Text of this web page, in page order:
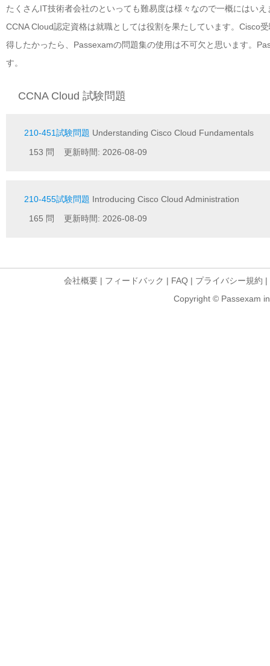
たくさんIT技術者会社のといっても難易度は様々なので一概にはい
CCNA Cloud認定資格は就職としては役割を果たしています。Cisco
得したかったら、Passexamの問題集の使用は不可欠と思います。
す。
CCNA Cloud 試験問題
210-451試験問題 Understanding Cisco Cloud Fundamentals
153 問 更新時間: 2026-08-09
210-455試験問題 Introducing Cisco Cloud Administration
165 問 更新時間: 2026-08-09
会社概要 | フィードバック | FAQ | プライバシー規約 |
Copyright © Passexam